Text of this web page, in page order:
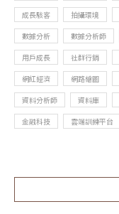
成長駭客
拍攝環境
數據分析
數據分析師
用戶成長
社群行銷
網紅經濟
網路繪圖
資料分析師
資料庫
金融科技
雲端訓練平台